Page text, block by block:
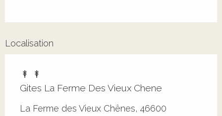
Localisation
Gites La Ferme Des Vieux Chene
La Ferme des Vieux Chênes, 46600